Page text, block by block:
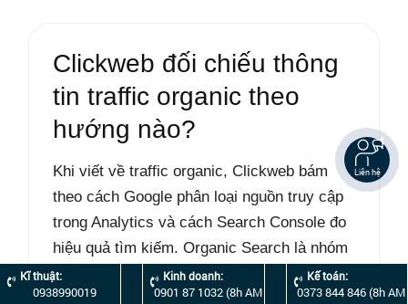
Clickweb đối chiếu thông
tin traffic organic theo
hướng nào?
Khi viết về traffic organic, Clickweb bám
theo cách Google phân loại nguồn truy cập
trong Analytics và cách Search Console đo
hiệu quả tìm kiếm. Organic Search là nhóm
người dùng đến từ liên kết không phải
quảng cáo trong kết quả tìm kiếm, còn
Kĩ thuật:
0938990019
Kinh doanh:
0901 87 1032 (8h AM
Kế toán:
0373 844 846 (8h AM
Liên hệ